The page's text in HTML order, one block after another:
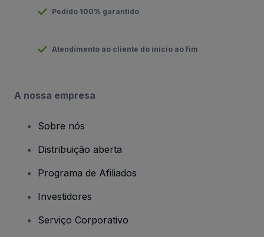
Pedido 100% garantido
Atendimento ao cliente do início ao fim
A nossa empresa
Sobre nós
Distribuição aberta
Programa de Afiliados
Investidores
Serviço Corporativo